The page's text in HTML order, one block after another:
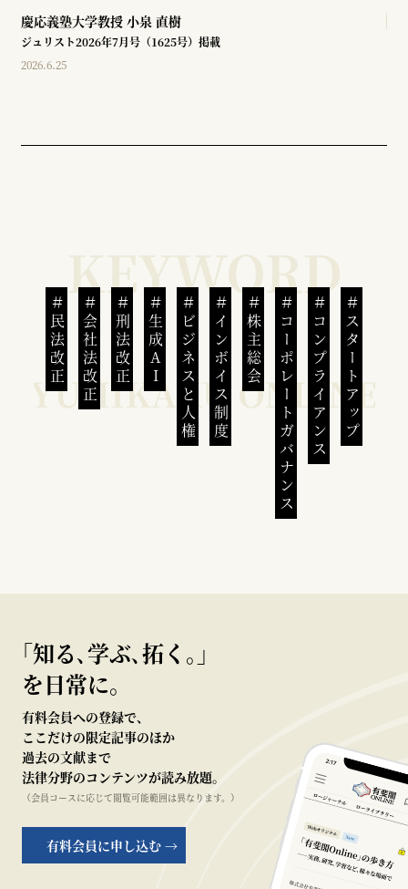
慶応義塾大学教授 小泉 直樹
ジュリスト2026年7月号（1625号）掲載
2026.6.25
民法改正 会社法改正 刑法改正 生成AI ビジネスと人権インボイス制度 株主総会 コーポレートガバナンスコンプライアンススタートアップ
｢知る､学ぶ､拓く｡｣
を日常に。
有料会員への登録で、
ここだけの限定記事のほか
過去の文献まで
法律分野のコンテンツが読み放題。
（会員コースに応じて閲覧可能範囲は異なります。）
有料会員に申し込む →